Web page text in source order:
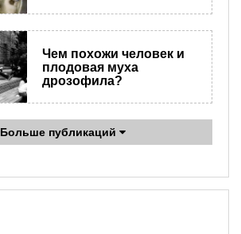
Чем похожи человек и
плодовая муха
дрозофила?
Больше публикаций